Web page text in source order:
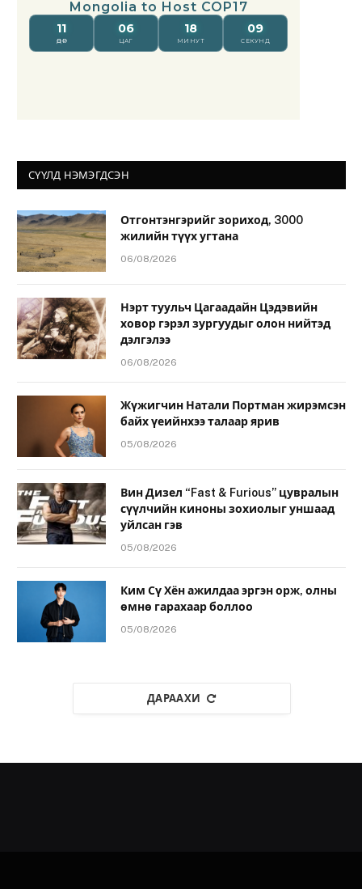
СҮҮЛД НЭМЭГДСЭН
Отгонтэнгэрийг зориход, 3000
жилийн түүх угтана
06/08/2026
Нэрт туульч Цагаадайн Цэдэвийн
ховор гэрэл зургуудыг олон нийтэд
дэлгэлээ
06/08/2026
Жүжигчин Натали Портман жирэмсэн
байх үеийнхээ талаар ярив
05/08/2026
Вин Дизел “Fast & Furious” цувралын
сүүлчийн киноны зохиолыг уншаад
уйлсан гэв
05/08/2026
Ким Сү Хён ажилдаа эргэн орж, олны
өмнө гарахаар боллоо
05/08/2026
ДАРААХИ